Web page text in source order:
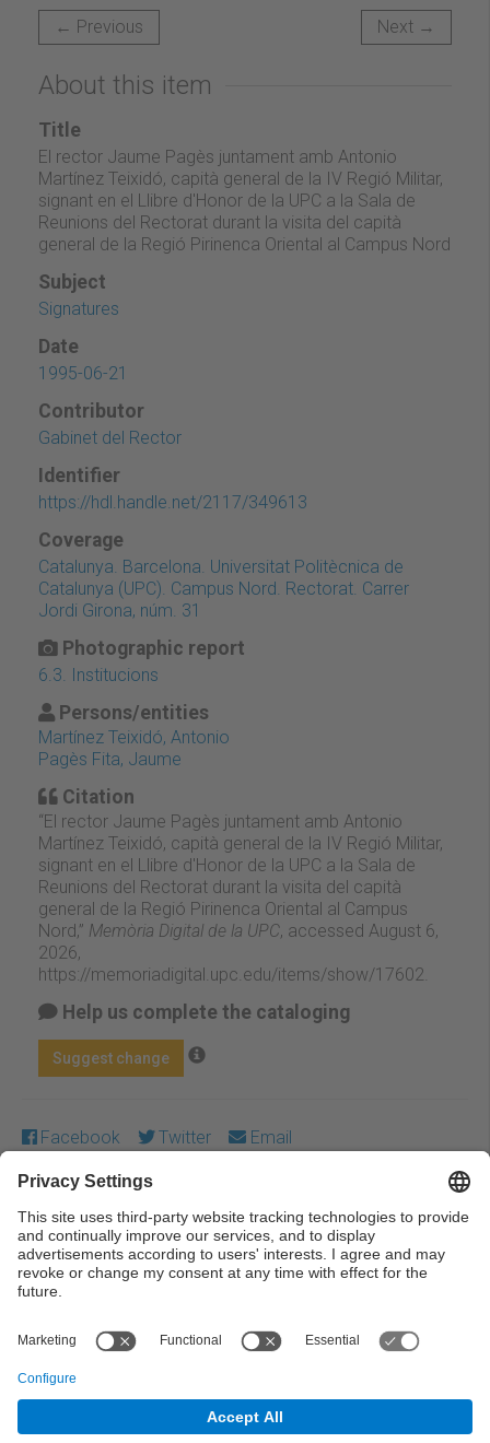
← Previous Next →
About this item
Title
El rector Jaume Pagès juntament amb Antonio
Martínez Teixidó, capità general de la IV Regió Militar,
signant en el Llibre d'Honor de la UPC a la Sala de
Reunions del Rectorat durant la visita del capità
general de la Regió Pirinenca Oriental al Campus Nord
Subject
Signatures
Date
1995-06-21
Contributor
Gabinet del Rector
Identifier
https://hdl.handle.net/2117/349613
Coverage
Catalunya. Barcelona. Universitat Politècnica de
Catalunya (UPC). Campus Nord. Rectorat. Carrer
Jordi Girona, núm. 31
Photographic report
6.3. Institucions
Persons/entities
Martínez Teixidó, Antonio
Pagès Fita, Jaume
Citation
“El rector Jaume Pagès juntament amb Antonio
Martínez Teixidó, capità general de la IV Regió Militar,
signant en el Llibre d'Honor de la UPC a la Sala de
Reunions del Rectorat durant la visita del capità
general de la Regió Pirinenca Oriental al Campus
Nord,” Memòria Digital de la UPC, accessed August 6,
2026,
https://memoriadigital.upc.edu/items/show/17602
Help us complete the cataloging
Suggest change
Facebook Twitter Email
Except where otherwise noted, content on this work is
licensed under a Creative Commons license:Attribution-
NonCommercial-NoDerivs 3.0 Spain